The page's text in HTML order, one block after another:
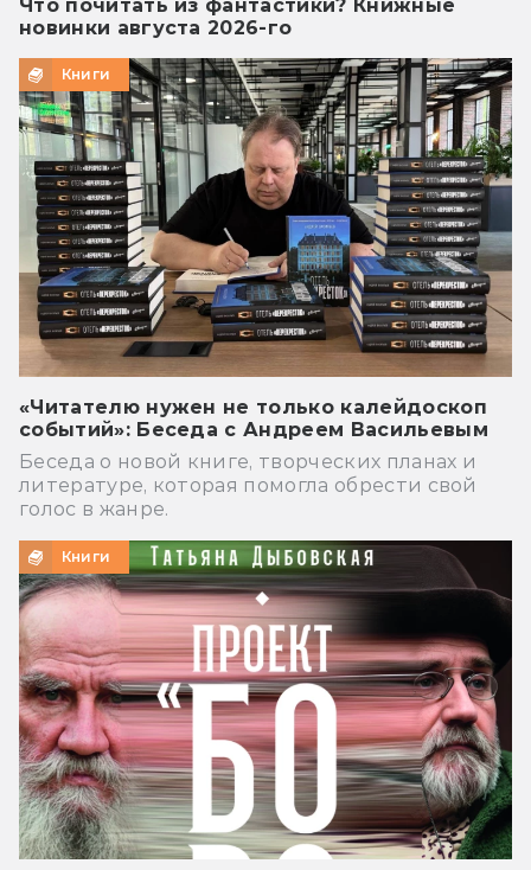
Что почитать из фантастики? Книжные
новинки августа 2026-го
Книги
«Читателю нужен не только калейдоскоп
событий»: Беседа с Андреем Васильевым
Беседа о новой книге, творческих планах и
литературе, которая помогла обрести свой
голос в жанре.
Книги